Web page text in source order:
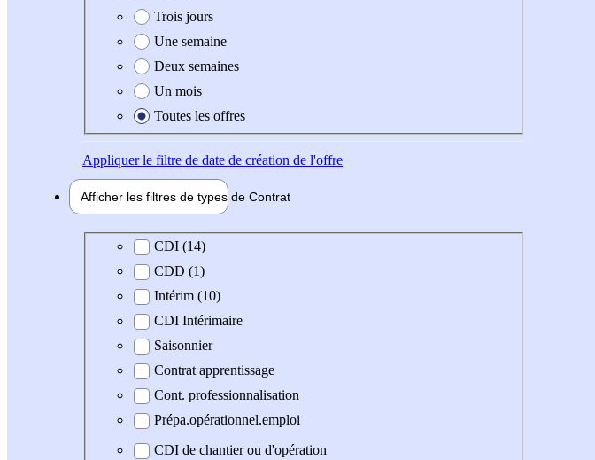
Trois jours
Une semaine
Deux semaines
Un mois
Toutes les offres
Appliquerle filtre de date de création de l'offre
Afficher les filtres de types de Contrat
Type de contratCDI (14)
CDD (1)
Intérim (10)
CDI Intérimaire
Saisonnier
Contrat apprentissage
Cont. professionnalisation
Prépa.opérationnel.emploi
CDI de chantier ou d'opération